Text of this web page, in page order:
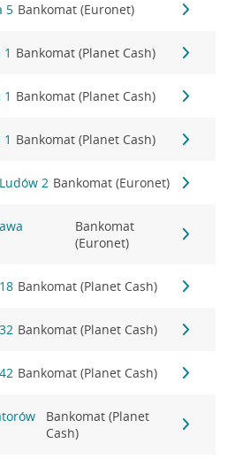
5 Bankomat (Euronet)
Bankomat (Planet Cash)
Bankomat (Planet Cash)
Bankomat (Planet Cash)
2 Bankomat (Euronet)
Bankomat
(Euronet)
Bankomat (Planet Cash)
Bankomat (Planet Cash)
Bankomat (Planet Cash)
Bankomat (Planet
Cash)